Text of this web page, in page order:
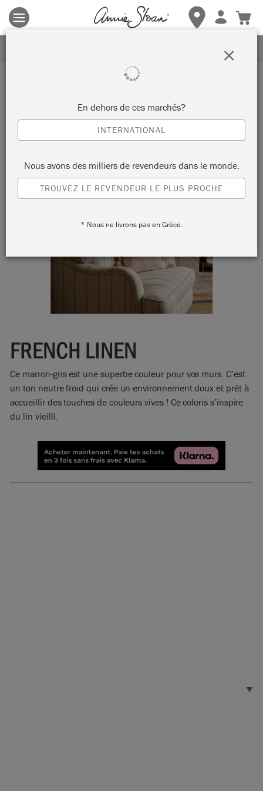
Les conditions générales s'appliquent. Cliquez ici
détails.
FRENCH LINEN
Ce marron-gris est une superbe couleur pour vos murs. C’est
un ton neutre froid qui crée un environnement doux et prêt à
accueillir des touches de couleurs vives ! Ce coloris s’inspire
du lin vieilli.
En dehors de ces marchés?
INTERNATIONAL
Nous avons des milliers de revendeurs dans le monde.
TROUVEZ LE REVENDEUR LE PLUS PROCHE
* Nous ne livrons pas en Grèce.
×